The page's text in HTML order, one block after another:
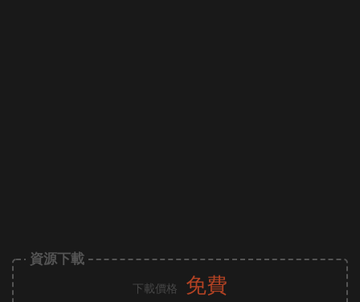
資源下載
下載價格 免費